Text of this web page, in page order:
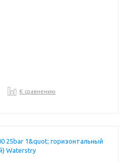
К сравнению